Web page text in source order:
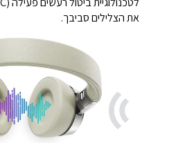
את הצלילים סביבך.